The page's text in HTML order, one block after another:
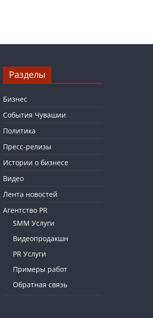
Разделы
Бизнес
События Чувашии
Политика
Пресс-релизы
Истории о бизнесе
Видео
Лента новостей
Агентство PR
SMM Услуги
Видеопродакшн
PR Услуги
Примеры работ
Обратная связь